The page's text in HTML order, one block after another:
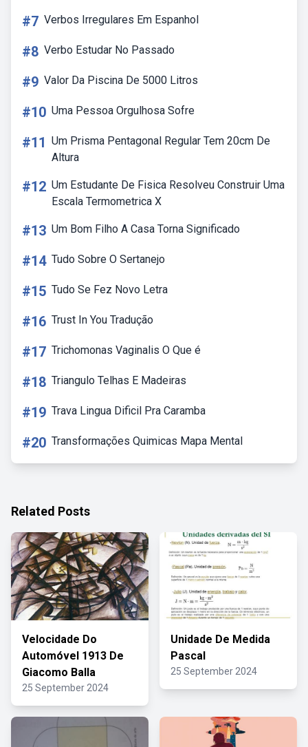
#7 Verbos Irregulares Em Espanhol
#8 Verbo Estudar No Passado
#9 Valor Da Piscina De 5000 Litros
#10 Uma Pessoa Orgulhosa Sofre
#11 Um Prisma Pentagonal Regular Tem 20cm De
Altura
#12 Um Estudante De Fisica Resolveu Construir Uma
Escala Termometrica X
#13 Um Bom Filho A Casa Torna Significado
#14 Tudo Sobre O Sertanejo
#15 Tudo Se Fez Novo Letra
#16 Trust In You Tradução
#17 Trichomonas Vaginalis O Que é
#18 Triangulo Telhas E Madeiras
#19 Trava Lingua Dificil Pra Caramba
#20 Transformações Quimicas Mapa Mental
Related Posts
Velocidade Do
Automóvel 1913 De
Giacomo Balla
25 September 2024
Unidade De Medida
Pascal
25 September 2024